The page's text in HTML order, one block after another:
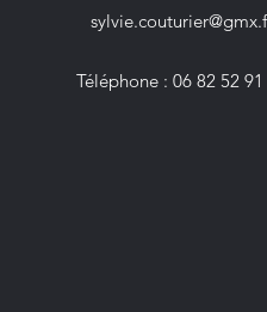
Téléphone : 06 82 52 91